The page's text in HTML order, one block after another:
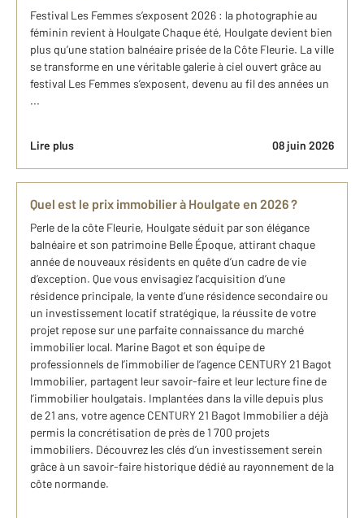
Festival Les Femmes s’exposent 2026 : la photographie au
féminin revient à Houlgate Chaque été, Houlgate devient bien
plus qu’une station balnéaire prisée de la Côte Fleurie. La ville
se transforme en une véritable galerie à ciel ouvert grâce au
festival Les Femmes s’exposent, devenu au fil des années un
...
Lire plus 08 juin 2026
Quel est le prix immobilier à Houlgate en 2026 ?
Perle de la côte Fleurie, Houlgate séduit par son élégance
balnéaire et son patrimoine Belle Époque, attirant chaque
année de nouveaux résidents en quête d’un cadre de vie
d’exception. Que vous envisagiez l’acquisition d’une
résidence principale, la vente d’une résidence secondaire ou
un investissement locatif stratégique, la réussite de votre
projet repose sur une parfaite connaissance du marché
immobilier local. Marine Bagot et son équipe de
professionnels de l’immobilier de l’agence CENTURY 21 Bagot
Immobilier, partagent leur savoir-faire et leur lecture fine de
l’immobilier houlgatais. Implantées dans la ville depuis plus
de 21 ans, votre agence CENTURY 21 Bagot Immobilier a déjà
permis la concrétisation de près de 1 700 projets
immobiliers. Découvrez les clés d’un investissement serein
grâce à un savoir-faire historique dédié au rayonnement de la
côte normande.